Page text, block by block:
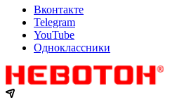
Вконтакте
Telegram
YouTube
Одноклассники